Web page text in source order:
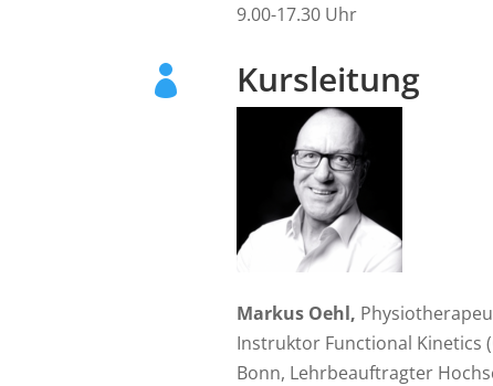
9.00-17.30 Uhr
 Kursleitung
Markus Oehl,
Instruktor Functional Kinetics
Bonn, Lehrbeauftragter